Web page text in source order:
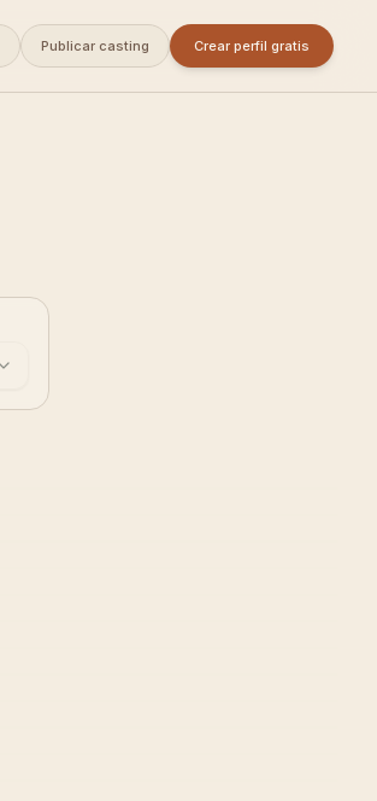
Publicar casting Crear perfil gratis